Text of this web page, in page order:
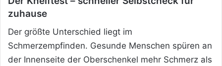
zuhause
Der größte Unterschied liegt im
Schmerzempfinden. Gesunde Menschen spüren an
der Innenseite der Oberschenkel mehr Schmerz als